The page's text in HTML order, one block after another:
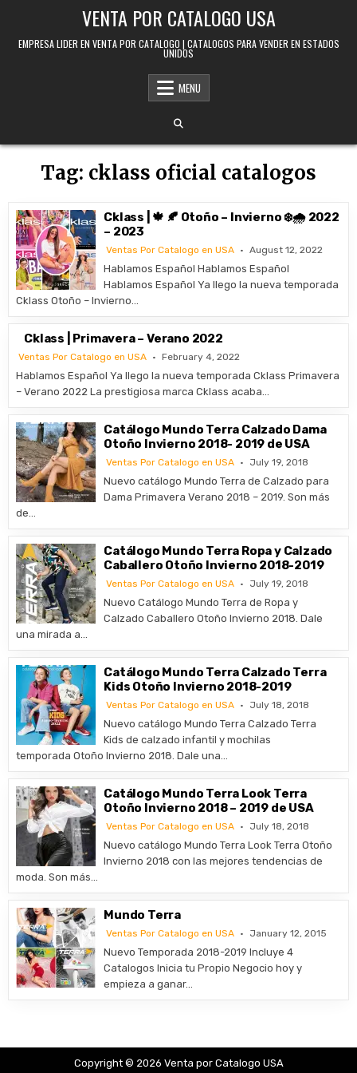
VENTA POR CATALOGO USA
EMPRESA LIDER EN VENTA POR CATALOGO | CATALOGOS PARA VENDER EN ESTADOS
UNIDOS
MENU
Tag: cklass oficial catalogos
Cklass | 🍁 🍂 Otoño – Invierno ❄️🌧️ 2022
– 2023
Ventas Por Catalogo en USA August 12, 2022
Hablamos Español Hablamos Español
Hablamos Español Ya llego la nueva temporada
Cklass Otoño – Invierno…
Cklass | Primavera – Verano 2022
Ventas Por Catalogo en USA February 4, 2022
Hablamos Español Ya llego la nueva temporada Cklass Primavera
– Verano 2022 La prestigiosa marca Cklass acaba…
Catálogo Mundo Terra Calzado Dama
Otoño Invierno 2018- 2019 de USA
Ventas Por Catalogo en USA July 19, 2018
Nuevo catálogo Mundo Terra de Calzado para
Dama Primavera Verano 2018 – 2019. Son más
de…
Catálogo Mundo Terra Ropa y Calzado
Caballero Otoño Invierno 2018-2019
Ventas Por Catalogo en USA July 19, 2018
Nuevo Catálogo Mundo Terra de Ropa y
Calzado Caballero Otoño Invierno 2018. Dale
una mirada a…
Catálogo Mundo Terra Calzado Terra
Kids Otoño Invierno 2018-2019
Ventas Por Catalogo en USA July 18, 2018
Nuevo catálogo Mundo Terra Calzado Terra
Kids de calzado infantil y mochilas
temporada Otoño Invierno 2018. Dale una…
Catálogo Mundo Terra Look Terra
Otoño Invierno 2018 – 2019 de USA
Ventas Por Catalogo en USA July 18, 2018
Nuevo catálogo Mundo Terra Look Terra Otoño
Invierno 2018 con las mejores tendencias de
moda. Son más…
Mundo Terra
Ventas Por Catalogo en USA January 12, 2015
Nuevo Temporada 2018-2019 Incluye 4
Catalogos Inicia tu Propio Negocio hoy y
empieza a ganar…
Copyright © 2026 Venta por Catalogo USA